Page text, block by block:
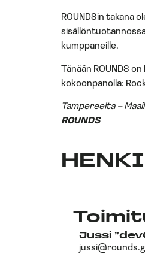
ROUNDSin takana
kumppaneille.
Tänään ROUNDS
kokoonpanolla:
Tampereelta –
ROUNDS
Jussi